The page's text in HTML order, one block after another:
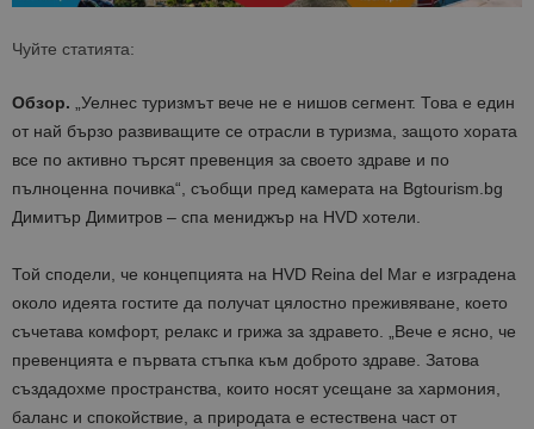
Чуйте статията:
Обзор. „Уелнес туризмът вече не е нишов сегмент. Това е един
от най бързо развиващите се отрасли в туризма, защото хората
все по активно търсят превенция за своето здраве и по
пълноценна почивка“, съобщи пред камерата на Bgtourism.bg
Димитър Димитров – спа мениджър на HVD хотели.
Той сподели, че концепцията на HVD Reina del Mar е изградена
около идеята гостите да получат цялостно преживяване, което
съчетава комфорт, релакс и грижа за здравето. „Вече е ясно, че
превенцията е първата стъпка към доброто здраве. Затова
създадохме пространства, които носят усещане за хармония,
баланс и спокойствие, а природата е естествена част от